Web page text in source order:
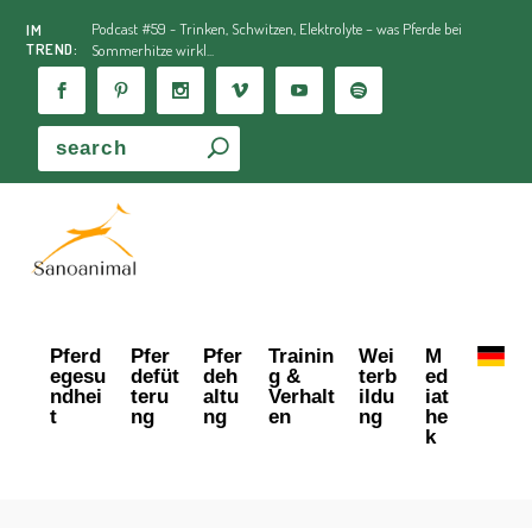
IM
TREND:
Podcast #59 - Trinken, Schwitzen, Elektrolyte – was Pferde bei
Sommerhitze wirkl...
Pferd
egesu
ndhei
t
Pfer
defüt
teru
ng
Pfer
deh
altu
ng
Trainin
g &
Verhalt
en
Wei
terb
ildu
ng
M
ed
iat
he
k